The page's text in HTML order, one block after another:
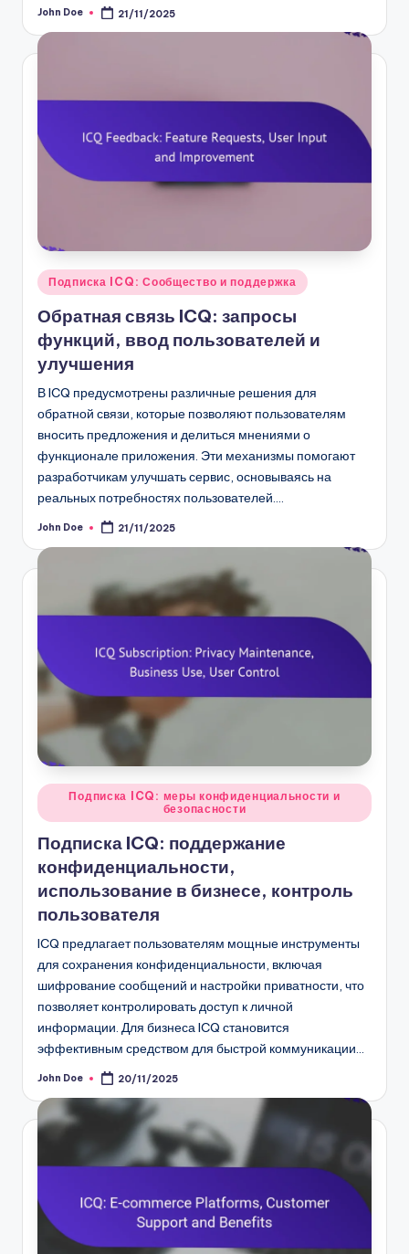
Posted
John Doe 21/11/2025
Posted
in
Подписка ICQ: Сообщество и поддержка
Обратная связь ICQ: запросы
функций, ввод пользователей и
улучшения
В ICQ предусмотрены различные решения для
обратной связи, которые позволяют пользователям
вносить предложения и делиться мнениями о
функционале приложения. Эти механизмы помогают
разработчикам улучшать сервис, основываясь на
реальных потребностях пользователей.…
Posted
John Doe 21/11/2025
Posted
in
Подписка ICQ: меры конфиденциальности и
безопасности
Подписка ICQ: поддержание
конфиденциальности,
использование в бизнесе, контроль
пользователя
ICQ предлагает пользователям мощные инструменты
для сохранения конфиденциальности, включая
шифрование сообщений и настройки приватности, что
позволяет контролировать доступ к личной
информации. Для бизнеса ICQ становится
эффективным средством для быстрой коммуникации…
Posted
John Doe 20/11/2025